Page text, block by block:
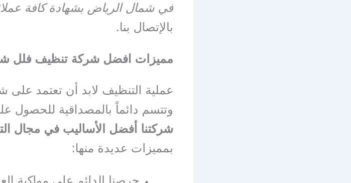
في شمال الرياض بشهادة كافة
بالإتصال بنا.
مميزات افضل شركة تنظيف فلل
عملية التنظيف لابد أن تعتمد
وتتسم دائماً بالمصداقية للحصول
شركتنا أفضل الأساليب في مجال
بمميزات عديدة منها:
حرصنا الدائم على مواكبة